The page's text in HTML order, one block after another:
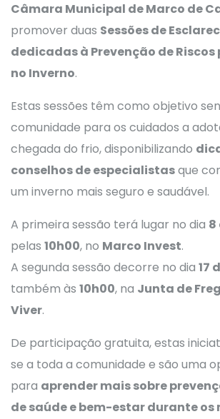
Câmara Municipal de Marco de
promover duas Sessões de
dedicadas à Prevenção de Riscos
no Inverno.
Estas sessões têm como objetivo
comunidade para os cuidados a
chegada do frio, disponibilizando
conselhos de especialistasque
um inverno mais seguro e saudável.
A primeira sessão terá lugar no dia 8
pelas 10h00, no Marco Invest.
A segunda sessão decorre no dia 17
também às 10h00, na Junta de
Viver.
De participação gratuita, estas
se a toda a comunidade e são uma
para aprender mais sobre
de saúde e bem-estar durante os